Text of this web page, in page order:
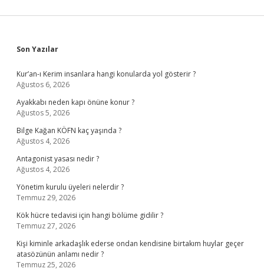
Sidebar
Son Yazılar
Kur’an-ı Kerim insanlara hangi konularda yol gösterir ?
Ağustos 6, 2026
Ayakkabı neden kapı önüne konur ?
Ağustos 5, 2026
Bilge Kağan KÖFN kaç yaşında ?
Ağustos 4, 2026
Antagonist yasası nedir ?
Ağustos 4, 2026
Yönetim kurulu üyeleri nelerdir ?
Temmuz 29, 2026
Kök hücre tedavisi için hangi bölüme gidilir ?
Temmuz 27, 2026
Kişi kiminle arkadaşlık ederse ondan kendisine birtakım huylar geçer
atasözünün anlamı nedir ?
Temmuz 25, 2026